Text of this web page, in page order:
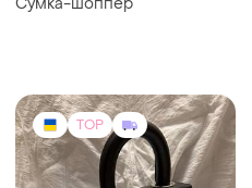
1500 грн
Шкіряна сумка
структурована melly | чорна
кросбоді з круглою ручкою